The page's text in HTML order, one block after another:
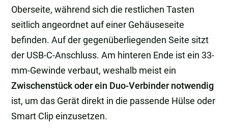
Oberseite, während sich die restlichen Tasten
seitlich angeordnet auf einer Gehäuseseite
befinden. Auf der gegenüberliegenden Seite sitzt
der USB-C-Anschluss. Am hinteren Ende ist ein 33-
mm-Gewinde verbaut, weshalb meist ein
Zwischenstück oder ein Duo-Verbinder notwendig
ist, um das Gerät direkt in die passende Hülse oder
Smart Clip einzusetzen.